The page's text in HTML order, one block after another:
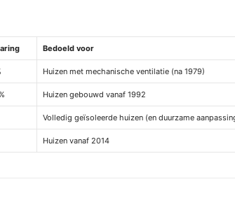
Bedoeld voor
Huizen met mechanische ventilatie (na 1979)
Huizen gebouwd vanaf 1992
Volledig geïsoleerde huizen (en duurzame
Huizen vanaf 2014